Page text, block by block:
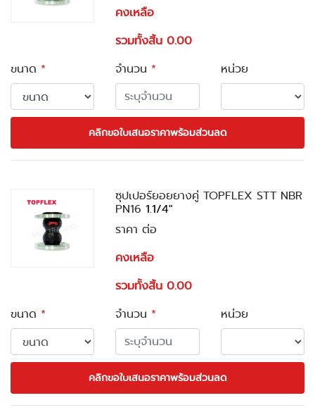
คงเหลือ
รวมทั้งสิ้น 0.00
ขนาด * จำนวน * หน่วย
คลิกขอใบเสนอราคาพร้อมส่วนลด
ซุปเปอร์ยอยยางคู่ TOPFLEX STT NBR
PN161.1/4"
ราคา ต่อ
คงเหลือ
รวมทั้งสิ้น 0.00
ขนาด * จำนวน * หน่วย
คลิกขอใบเสนอราคาพร้อมส่วนลด